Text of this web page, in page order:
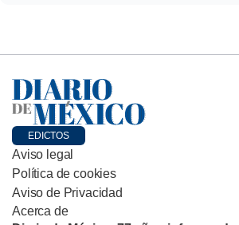
EDICTOS
Aviso legal
Política de cookies
Aviso de Privacidad
Acerca de